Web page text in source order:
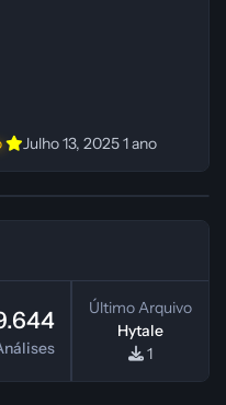
Julho 13, 20251 ano
Último Arquivo
Hytale
1